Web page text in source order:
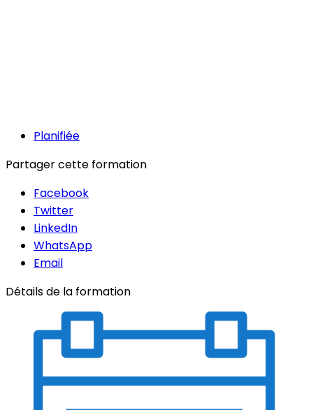
Planifiée
Partager cette formation
Facebook
Twitter
LinkedIn
WhatsApp
Email
Détails de la formation